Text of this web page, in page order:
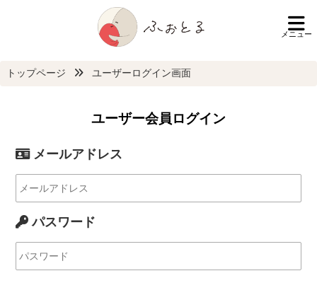
メニュー
トップページ ユーザーログイン画面
ユーザー会員ログイン
メールアドレス
パスワード